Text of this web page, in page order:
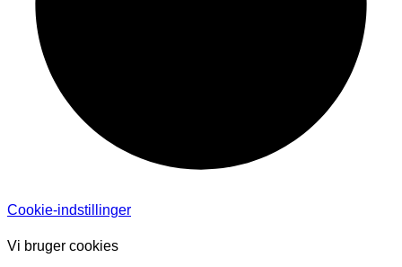
Cookie-indstillinger
Vi bruger cookies